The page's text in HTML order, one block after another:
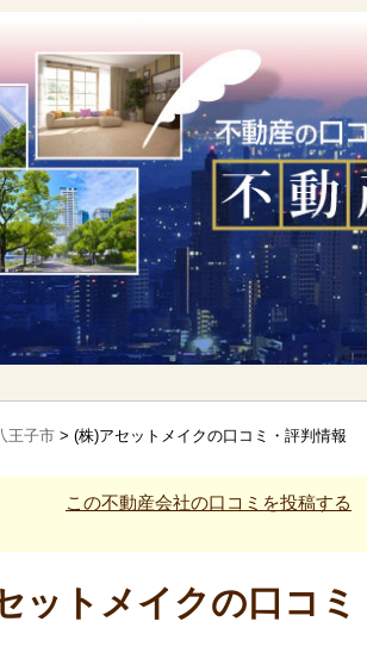
王子市 > (株)アセットメイクの口コミ・評判情報
この不動産会社の口コミを投稿する
ットメイクの口コミ